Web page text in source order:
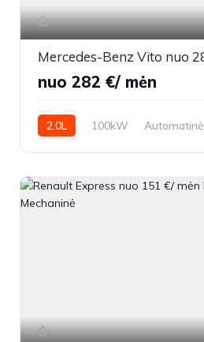
nuo 282 €/ mėn
2.0L 100kW Automatinė